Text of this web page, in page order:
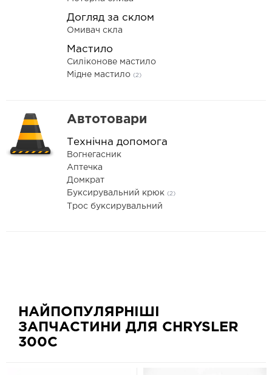
Догляд за склом
Омивач скла
Мастило
Силіконове мастило
Мідне мастило (2)
Автотовари
Технічна допомога
Вогнегасник
Аптечка
Домкрат
Буксирувальний крюк (2)
Трос буксирувальний
НАЙПОПУЛЯРНІШІ
ЗАПЧАСТИНИ ДЛЯ CHRYSLER
300C